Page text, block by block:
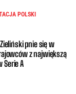
POLSKI
pnie się w
z największą
Serie A